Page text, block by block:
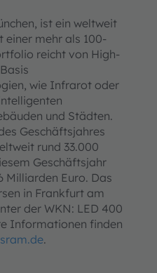
ist ein weltweit
einer mehr als 100-
reicht von High-
wie Infrarot oder
und Städten.
Geschäftsjahres
rund 33.000
Geschäftsjahr
Milliarden Euro. Das
in Frankfurt am
der WKN: LED 400
Informationen finden
.